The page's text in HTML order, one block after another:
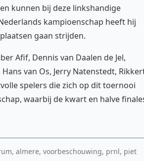
kunnen bij deze linkshandige
kampioenschap heeft hij
gaan strijden.
Afif, Dennis van Daalen de Jel,
van Os, Jerry Natenstedt,
spelers die zich op dit toernooi
waarbij de kwart en halve
almere, voorbeschouwing, prnl, piet